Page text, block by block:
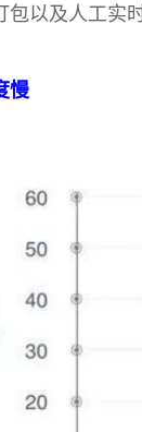
包以及人工实
慢